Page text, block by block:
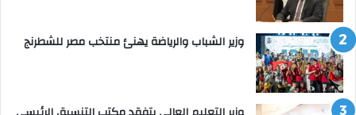
وزير الشباب والرياضة يهنئ منتخب مصر للشطرنج